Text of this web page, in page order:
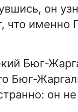
он
что именно
Бюг-
Бюг-
он не